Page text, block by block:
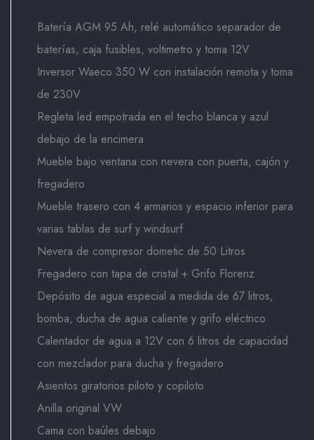
Batería AGM 95 Ah, relé automático separador de
baterías, caja fusibles, voltimetro y toma 12V
Inversor Waeco 350 W con instalación remota y toma
de 230V
Regleta led empotrada en el techo blanca y azul
debajo de la encimera
Mueble bajo ventana con nevera con puerta, cajón y
fregadero
Mueble trasero con 4 armarios y espacio inferior para
varias tablas de surf y windsurf
Nevera de compresor dometic de 50 Litros
Fregadero con tapa de cristal + Grifo Florenz
Depósito de agua especial a medida de 67 litros,
bomba, ducha de agua caliente y grifo eléctrico
Calentador de agua a 12V con 6 litros de capacidad
con mezclador para ducha y fregadero
Asientos giratorios piloto y copiloto
Anilla original VW
Cama con baúles debajo